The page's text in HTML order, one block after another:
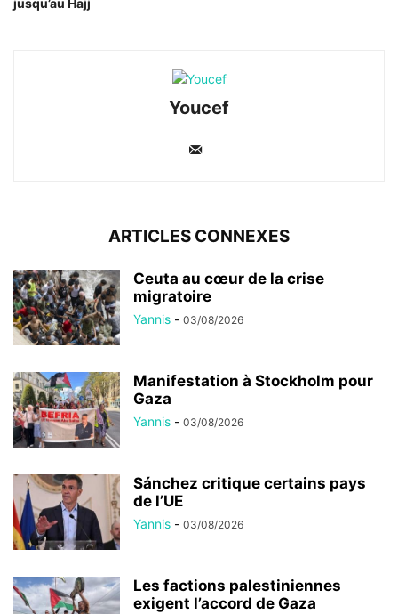
jusqu’au Hajj
Youcef
ARTICLES CONNEXES
Ceuta au cœur de la crise
migratoire
Yannis - 03/08/2026
Manifestation à Stockholm pour
Gaza
Yannis - 03/08/2026
Sánchez critique certains pays
de l’UE
Yannis - 03/08/2026
Les factions palestiniennes
exigent l’accord de Gaza